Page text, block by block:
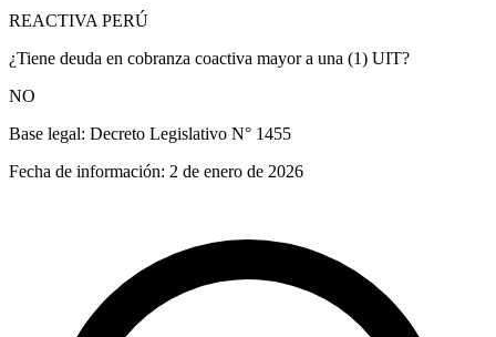
REACTIVA PERÚ
¿Tiene deuda en cobranza coactiva mayor a una (1) UIT?
NO
Base legal: Decreto Legislativo N° 1455
Fecha de información: 2 de enero de 2026